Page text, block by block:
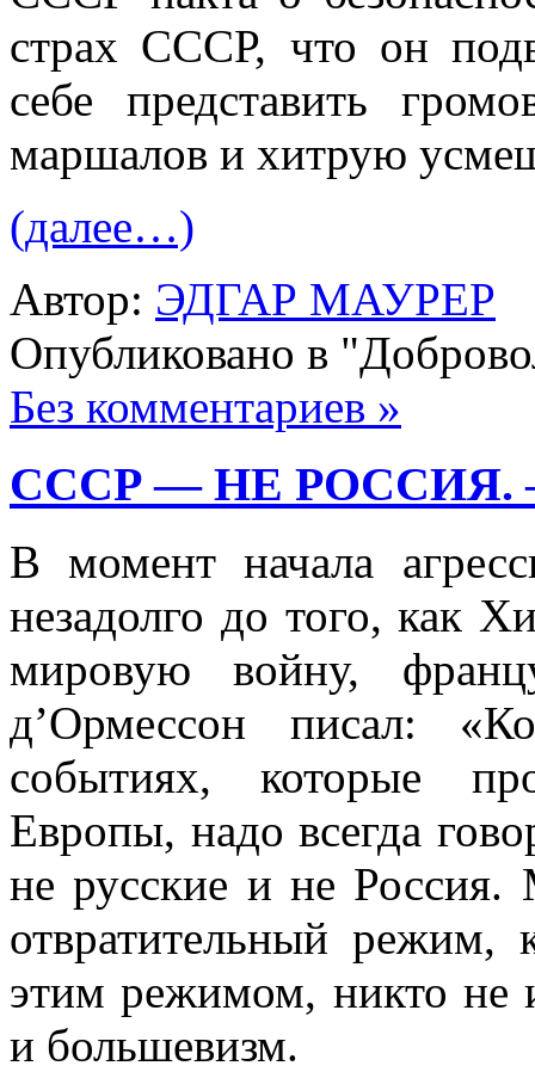
страх СССР, что он
себе представить
маршалов и хитрую
(далее…)
Автор: ЭДГАР МАУРЕР
Опубликовано в
Без комментариев »
СССР — НЕ
В момент начала
незадолго до того, как
мировую войну,
д’Ормессон писал:
событиях, кото­рые
Европы, надо всегда
не русские и не
отвратительный режим,
этим режимом, никто не
и большевизм.